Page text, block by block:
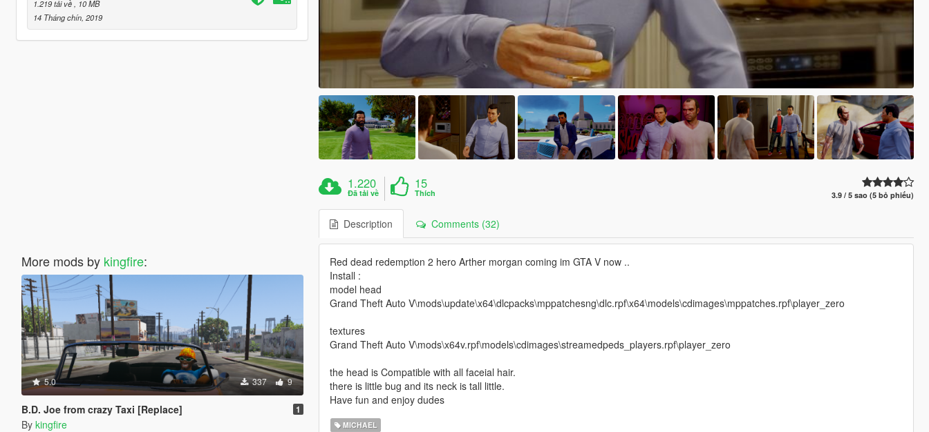
1.219 tải về
, 10 MB
14 Tháng chín, 2019
More mods by kingfire:
5.0 337 9
B.D. Joe from crazy Taxi [Replace] 1
By kingfire
1.220
Đã tải về
15
Thích 3.9 / 5 sao (5 bỏ phiếu)
Description Comments (32)
Red dead redemption 2 hero Arther morgan coming im GTA V now ..
Install :
model head
Grand Theft Auto V\mods\update\x64\dlcpacks\mppatchesng\dlc.rpf\x64\models\cdimages\mppatches.rpf\player_zero
textures
Grand Theft Auto V\mods\x64v.rpf\models\cdimages\streamedpeds_players.rpf\player_zero
the head is Compatible with all faceial hair.
there is little bug and its neck is tall little.
Have fun and enjoy dudes
MICHAEL